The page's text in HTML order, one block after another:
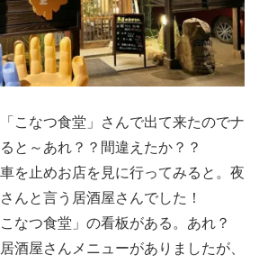
こなつ食堂」さんで出て来たのでナ
と～あれ？？間違えたか？？
を止めお店を見に行ってみると。夜
んと言う居酒屋さんでした！
なつ食堂」の看板がある。あれ？
酒屋さんメニューがありましたが、